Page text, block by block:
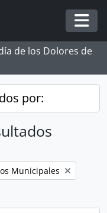
de los Dolores de
por:
Municipales